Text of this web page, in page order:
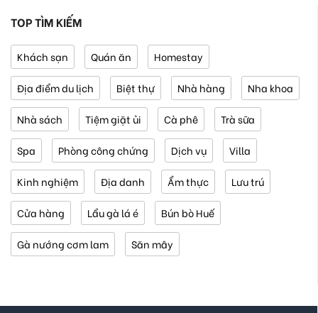
TOP TÌM KIẾM
Khách sạn Quán ăn Homestay
Địa điểm du lịch Biệt thự Nhà hàng Nha khoa
Nhà sách Tiệm giặt ủi Cà phê Trà sữa
Spa Phòng công chứng Dịch vụ Villa
Kinh nghiệm Địa danh Ẩm thực Lưu trú
Cửa hàng Lẩu gà lá é Bún bò Huế
Gà nướng cơm lam Săn mây